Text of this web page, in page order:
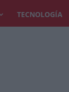
TECNOLOGÍA